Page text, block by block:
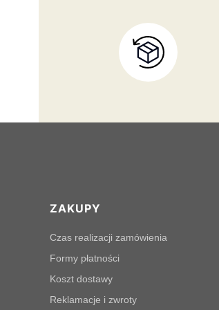
Linki w stopce
ZAKUPY
Czas realizacji zamówienia
Formy płatności
Koszt dostawy
Reklamacje i zwroty